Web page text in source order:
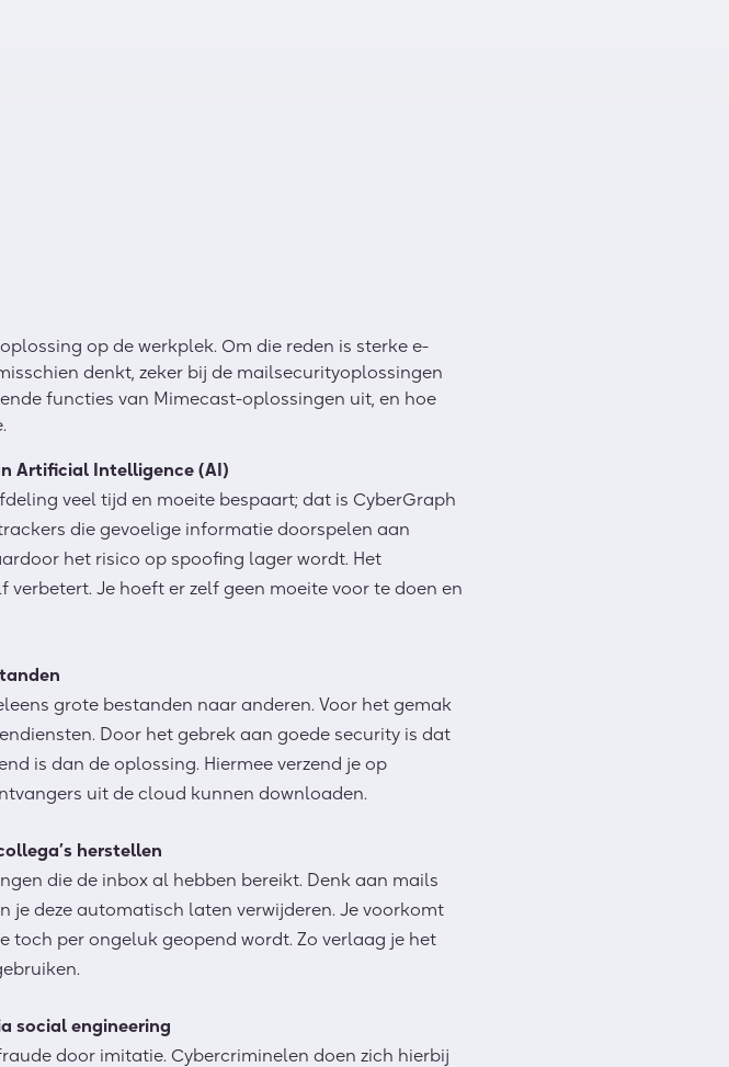
op de werkplek. Om die reden is sterke e-
denkt, zeker bij de mailsecurityoplossingen
functies van Mimecast-oplossingen uit, en hoe
Artificial Intelligence (AI)
veel tijd en moeite bespaart; dat is CyberGraph
die gevoelige informatie doorspelen aan
het risico op spoofing lager wordt. Het
Je hoeft er zelf geen moeite voor te doen en
grote bestanden naar anderen. Voor het gemak
Door het gebrek aan goede security is dat
is dan de oplossing. Hiermee verzend je op
uit de cloud kunnen downloaden.
herstellen
die de inbox al hebben bereikt. Denk aan mails
je deze automatisch laten verwijderen. Je voorkomt
toch per ongeluk geopend wordt. Zo verlaag je het
social engineering
door imitatie. Cybercriminelen doen zich hierbij